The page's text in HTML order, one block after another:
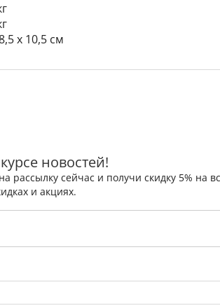
x 10,5 см
новостей!
рассылку сейчас и получи скидку 5%
и акциях.